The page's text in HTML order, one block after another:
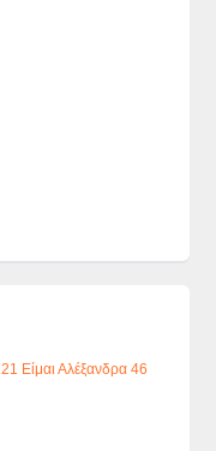
Είμαι Αλέξανδρα 46